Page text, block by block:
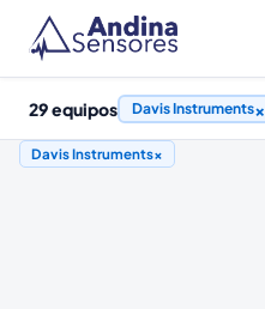
29equipos Davis Instruments×
Davis Instruments×